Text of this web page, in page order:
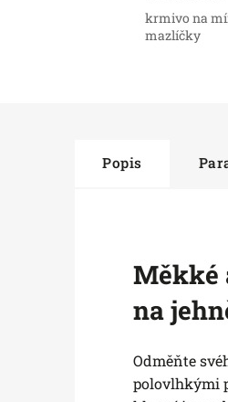
krmivo na
mazlíčky
Popis
Měkké
na
Odměňte
polovlhkými